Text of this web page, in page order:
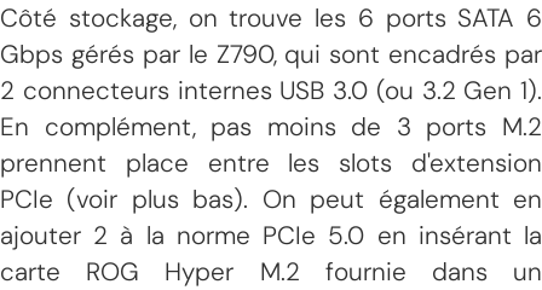
Côté stockage, on trouve les 6 ports SATA 6
Gbps gérés par le Z790, qui sont encadrés par
2 connecteurs internes USB 3.0 (ou 3.2 Gen 1).
En complément, pas moins de 3 ports M.2
prennent place entre les slots d'extension
PCIe (voir plus bas). On peut également en
ajouter 2 à la norme PCIe 5.0 en insérant la
carte ROG Hyper M.2 fournie dans un